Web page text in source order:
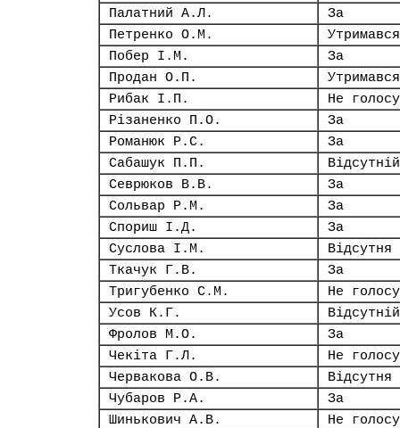
Палатний А.Л.
За
Петренко О.М.
Утримався
Побер І.М.
За
Продан О.П.
Утримався
Рибак І.П.
Не
Різаненко П.О.
За
Романюк Р.С.
За
Сабашук П.П.
Відсутній
Севрюков В.В.
За
Сольвар Р.М.
За
Спориш І.Д.
За
Суслова І.М.
Відсутня
Ткачук Г.В.
За
Тригубенко С.М.
Не
Усов К.Г.
Відсутній
Фролов М.О.
За
Чекіта Г.Л.
Не
Червакова О.В.
Відсутня
Чубаров Р.А.
За
Шинькович А.В.
Не